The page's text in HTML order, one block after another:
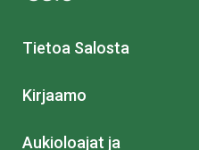
Tietoa Salosta
Kirjaamo
Aukioloajat ja